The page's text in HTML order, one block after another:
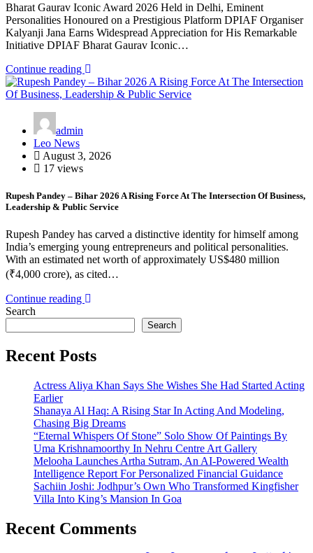
Bharat Gaurav Iconic Award 2026 Held in Delhi, Eminent
Personalities Honoured on a Prestigious Platform DPIAF Organiser
Kalyanji Jana Earns Widespread Appreciation for His Remarkable
Initiative DPIAF Bharat Gaurav Iconic…
Continue reading
admin
Leo News
August 3, 2026
17 views
Rupesh Pandey – Bihar 2026 A Rising Force At The Intersection Of Business,
Leadership & Public Service
Rupesh Pandey has carved a distinctive identity for himself among
India’s emerging young entrepreneurs and political personalities.
With an estimated net worth of approximately US$480 million
(₹4,000 crore), as cited…
Continue reading
Search
Search
Recent Posts
Actress Aliya Khan Says She Wishes She Had Started Acting
Earlier
Shanaya Al Haq: A Rising Star In Acting And Modeling,
Chasing Big Dreams
“Eternal Whispers Of Stone” Solo Show Of Paintings By
Uma Krishnamoorthy In Nehru Centre Art Gallery
Melooha Launches Artha Sutram, An AI-Powered Wealth
Intelligence Report For Personalized Financial Guidance
Sachiin Joshi: Jodhpur’s Own Who Transformed Kingfisher
Villa Into King’s Mansion In Goa
Recent Comments